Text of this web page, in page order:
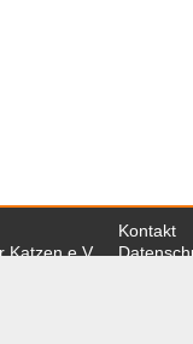
Katzen e.V.
Kontakt